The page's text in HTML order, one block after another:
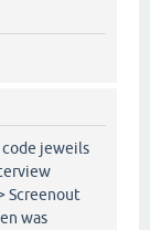
code jeweils
Screenout
was